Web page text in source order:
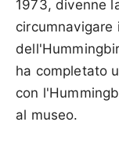
1973, divenne
ha completato
con
al museo.